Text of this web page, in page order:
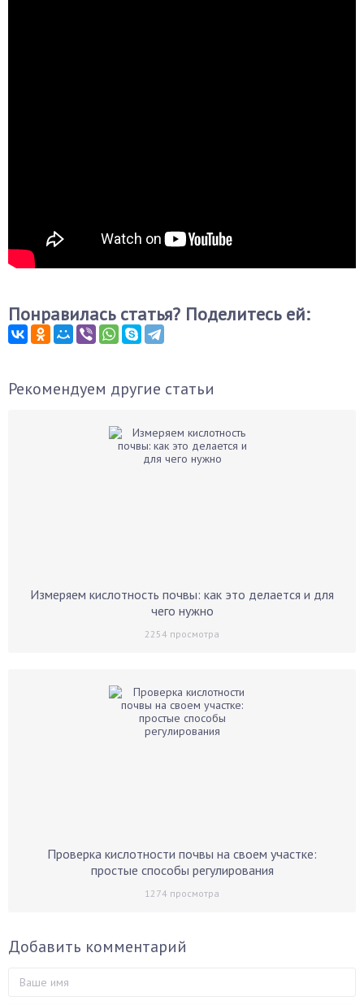
Понравилась статья? Поделитесь ей:
Рекомендуем другие статьи
Измеряем кислотность почвы: как это делается и для
чего нужно
2254 просмотра
Проверка кислотности почвы на своем участке:
простые способы регулирования
1274 просмотра
Добавить комментарий